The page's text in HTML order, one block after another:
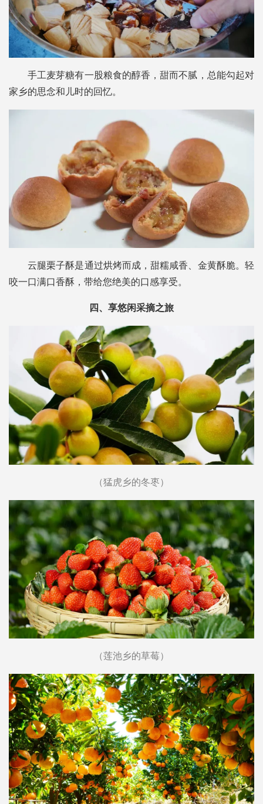
手工麦芽糖有一股粮食的醇香，甜而不腻，总能勾起对
家乡的思念和儿时的回忆。
云腿栗子酥是通过烘烤而成，甜糯咸香、金黄酥脆。轻
咬一口满口香酥，带给您绝美的口感享受。
四、享悠闲采摘之旅
（猛虎乡的冬枣）
（莲池乡的草莓）